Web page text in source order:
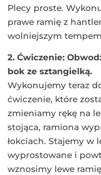
Plecy proste.
prawe ramię z
wolniejszym
2. Ćwiczenie:
bok ze sztangielką.
Wykonujemy teraz
ćwiczenie, które
zmieniamy rękę na
stojąca, ramiona
łokciach. Stajemy w
wyprostowane i
wznosimy lewe